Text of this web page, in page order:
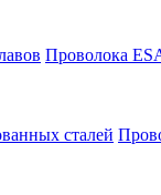
Проволока
сталей